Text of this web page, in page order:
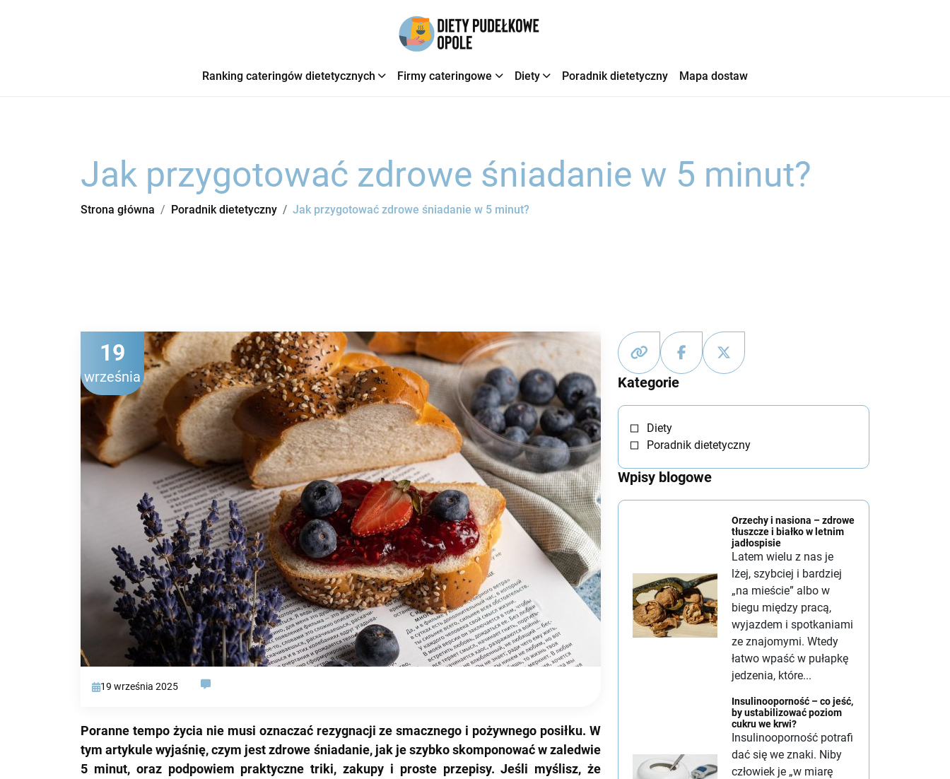
Ranking cateringów dietetycznych Firmy cateringowe Diety Poradnik dietetyczny Mapa dostaw
Jak przygotować zdrowe śniadanie w 5 minut?
Strona główna Poradnik dietetyczny Jak przygotować zdrowe śniadanie w 5 minut?
19 września 2025
19
września
Poranne tempo życia nie musi oznaczać rezygnacji ze smacznego i pożywnego posiłku. W
tym artykule wyjaśnię, czym jest zdrowe śniadanie, jak je szybko skomponować w zaledwie
5 minut, oraz podpowiem praktyczne triki, zakupy i proste przepisy. Jeśli myślisz, że
Kategorie
Diety
Poradnik dietetyczny
Wpisy blogowe
Orzechy i nasiona – zdrowe
tłuszcze i białko w letnim
jadłospisie
Latem wielu z nas je
lżej, szybciej i bardziej
„na mieście” albo w
biegu między pracą,
wyjazdem i spotkaniami
ze znajomymi. Wtedy
łatwo wpaść w pułapkę
jedzenia, które...
Insulinooporność – co jeść,
by ustabilizować poziom
cukru we krwi?
Insulinooporność potrafi
dać się we znaki. Niby
człowiek je „w miarę